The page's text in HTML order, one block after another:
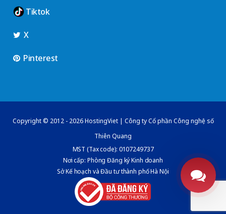
Tiktok
X
Pinterest
Copyright © 2012 - 2026 HostingViet | Công ty Cổ phần Công nghệ số
Thiên Quang
MST (Tax code): 0107249737
Nơi cấp: Phòng Đăng ký Kinh doanh
Sở Kế hoạch và Đầu tư thành phố Hà Nội